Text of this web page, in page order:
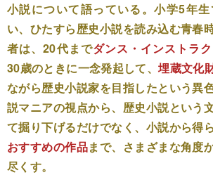
小説について語っている。小学5年
い、ひたすら歴史小説を読み込む青春
者は、20代までダンス・インストラ
30歳のときに一念発起して、埋蔵文化
ながら歴史小説家を目指したという異
説マニアの視点から、歴史小説という
て掘り下げるだけでなく、小説から得
おすすめの作品まで、さまざまな角度
尽くす。